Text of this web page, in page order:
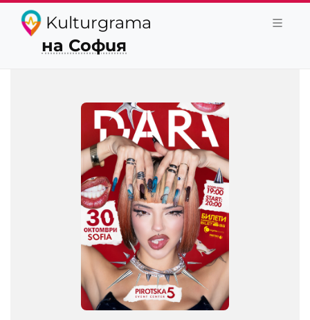
Kulturgrama
на София